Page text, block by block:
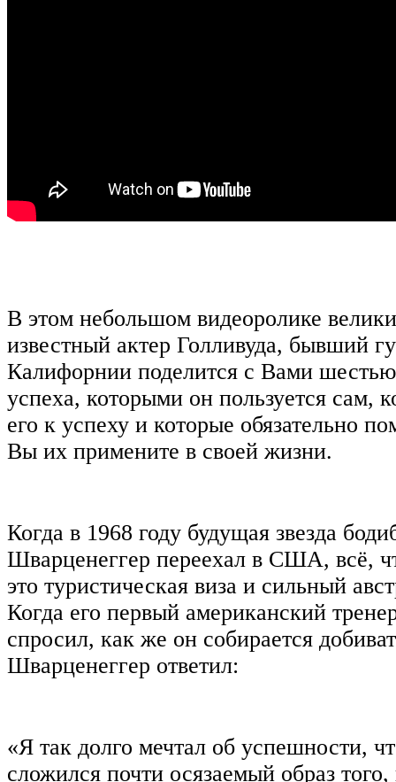
В этом небольшом видеоролике
известный актер Голливуда, бывший
Калифорнии поделится с Вами
успеха, которыми он пользуется сам,
его к успеху и которые обязательно
Вы их примените в своей жизни.
Когда в 1968 году будущая звезда
Шварценеггер переехал в США, всё,
это туристическая виза и сильный
Когда его первый американский
спросил, как же он собирается
Шварценеггер ответил:
«Я так долго мечтал об успешности,
сложился почти осязаемый образ того,